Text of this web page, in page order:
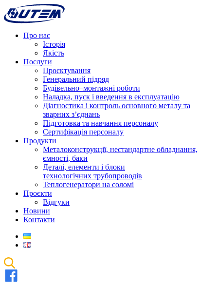
Про нас
Історія
Якість
Послуги
Проєктування
Генеральний підряд
Будівельно–монтажні роботи
Наладка, пуск і введення в експлуатацію
Діагностика і контроль основного металу та
зварних з’єднань
Підготовка та навчання персоналу
Сертифікація персоналу
Продукти
Металоконструкції, нестандартне обладнання,
ємності, баки
Деталі, елементи і блоки
технологічних трубопроводів
Теплогенератори на соломі
Проєкти
Відгуки
Новини
Контакти